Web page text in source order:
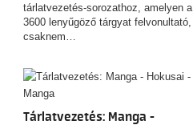
tárlatvezetés-sorozathoz, amelyen a
3600 lenyűgöző tárgyat felvonultató,
csaknem…
Tárlatvezetés: Manga -